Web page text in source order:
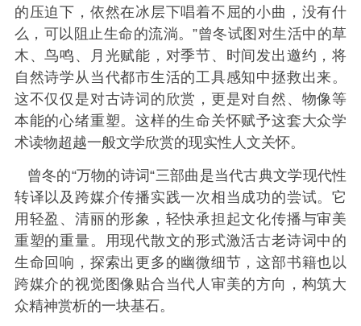
的压迫下，依然在冰层下唱着不屈的小曲，没有什
么，可以阻止生命的流淌。”曾冬试图对生活中的草
木、鸟鸣、月光赋能，对季节、时间发出邀约，将
自然诗学从当代都市生活的工具感知中拯救出来。
这不仅仅是对古诗词的欣赏，更是对自然、物像等
本能的心绪重塑。这样的生命关怀赋予这套大众学
术读物超越一般文学欣赏的现实性人文关怀。
曾冬的“万物的诗词“三部曲是当代古典文学现代性
转译以及跨媒介传播实践一次相当成功的尝试。它
用轻盈、清丽的形象，轻快承担起文化传播与审美
重塑的重量。用现代散文的形式激活古老诗词中的
生命回响，探索出更多的幽微细节，这部书籍也以
跨媒介的视觉图像贴合当代人审美的方向，构筑大
众精神赏析的一块基石。